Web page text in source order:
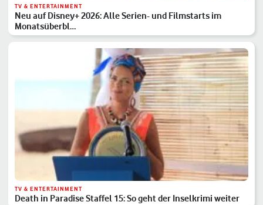
TV & ENTERTAINMENT
Neu auf Disney+ 2026: Alle Serien- und Filmstarts im
Monatsüberbl…
TV & ENTERTAINMENT
Death in Paradise Staffel 15: So geht der Inselkrimi weiter